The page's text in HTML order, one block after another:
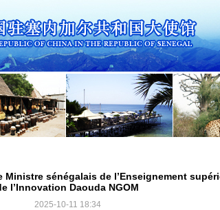
sénégalais de l’Enseignement
l’Innovation Daouda NGOM
2025-10-11 18:34